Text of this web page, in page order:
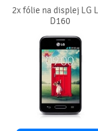
2x fólie na displej LG
D160